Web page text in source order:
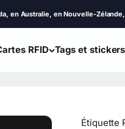
en Nouvelle-Zélande, à
RFID Tags et
Étiquette